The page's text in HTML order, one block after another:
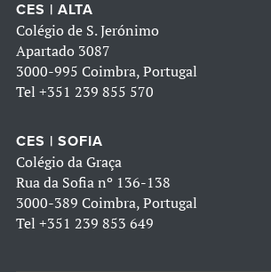
CES | ALTA
Colégio de S. Jerónimo
Apartado 3087
3000-995 Coimbra, Portugal
Tel +351 239 855 570
CES | SOFIA
Colégio da Graça
Rua da Sofia nº 136-138
3000-389 Coimbra, Portugal
Tel +351 239 853 649